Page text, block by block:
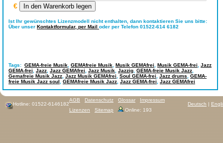
€
Ist Ihr gewünschtes Lizenzmodell nicht enthalten, dann kontaktieren Sie uns bitte:
Über unser Kontaktformular, per Mail oder per Telefon 01522-614 6182
Tags: GEMA-freie Musik GEMAfreie Musik Musik GEMAfrei Musik GEMA-frei
Jazz
GEMA-frei
Jazz Jazz GEMAfrei Jazz Musik Jazzig GEMA-freie Musik Jazz
Gemafreie Musik Jazz Jazz Musik GEMAfrei Soul GEMA-frei Jazz drums
GEMA-
freie Musik Jazz soul
GEMAfreie Musik Jazz Jazz GEMA-frei Jazz GEMAfrei
Hotline: 01522-6146182 Deutsch |
AGB Datenschutz Glossar
Impressum
Lizenzen
Sitemap Online: 193